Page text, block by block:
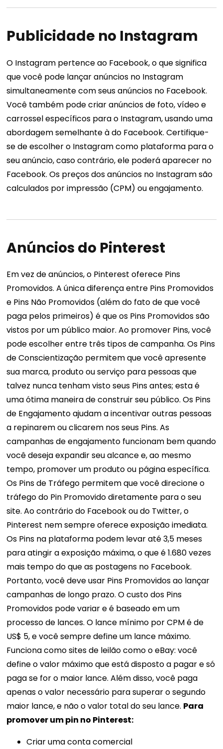
Publicidade no Instagram
O Instagram pertence ao Facebook, o que significa
que você pode lançar anúncios no Instagram
simultaneamente com seus anúncios no Facebook.
Você também pode criar anúncios de foto, vídeo e
carrossel específicos para o Instagram, usando uma
abordagem semelhante à do Facebook. Certifique-
se de escolher o Instagram como plataforma para o
seu anúncio, caso contrário, ele poderá aparecer no
Facebook. Os preços dos anúncios no Instagram são
calculados por impressão (CPM) ou engajamento.
Anúncios do Pinterest
Em vez de anúncios, o Pinterest oferece Pins
Promovidos. A única diferença entre Pins Promovidos
e Pins Não Promovidos (além do fato de que você
paga pelos primeiros) é que os Pins Promovidos são
vistos por um público maior. Ao promover Pins, você
pode escolher entre três tipos de campanha. Os Pins
de Conscientização permitem que você apresente
sua marca, produto ou serviço para pessoas que
talvez nunca tenham visto seus Pins antes; esta é
uma ótima maneira de construir seu público. Os Pins
de Engajamento ajudam a incentivar outras pessoas
a repinarem ou clicarem nos seus Pins. As
campanhas de engajamento funcionam bem quando
você deseja expandir seu alcance e, ao mesmo
tempo, promover um produto ou página específica.
Os Pins de Tráfego permitem que você direcione o
tráfego do Pin Promovido diretamente para o seu
site. Ao contrário do Facebook ou do Twitter, o
Pinterest nem sempre oferece exposição imediata.
Os Pins na plataforma podem levar até 3,5 meses
para atingir a exposição máxima, o que é 1.680 vezes
mais tempo do que as postagens no Facebook.
Portanto, você deve usar Pins Promovidos ao lançar
campanhas de longo prazo. O custo dos Pins
Promovidos pode variar e é baseado em um
processo de lances. O lance mínimo por CPM é de
US$ 5, e você sempre define um lance máximo.
Funciona como sites de leilão como o eBay: você
define o valor máximo que está disposto a pagar e só
paga se for o maior lance. Além disso, você paga
apenas o valor necessário para superar o segundo
maior lance, e não o valor total do seu lance. Para
promover um pin no Pinterest:
Criar uma conta comercial